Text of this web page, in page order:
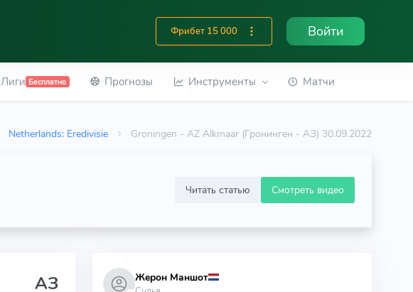
Фрибет 15 000 Войти
Лиги Бесплатно Прогнозы Инструменты Матчи
Netherlands: Eredivisie Groningen - AZ Alkmaar (Гронинген - АЗ) 30.09.2022
Читать статью Смотреть видео
АЗ Жерон Маншот